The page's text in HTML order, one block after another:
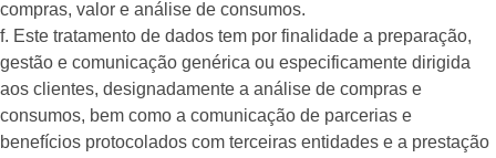
compras, valor e análise de consumos.
f. Este tratamento de dados tem por finalidade a preparação,
gestão e comunicação genérica ou especificamente dirigida
aos clientes, designadamente a análise de compras e
consumos, bem como a comunicação de parcerias e
benefícios protocolados com terceiras entidades e a prestação